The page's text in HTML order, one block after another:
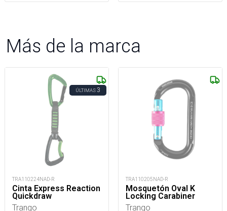
Más de la marca
ÚLTIMAS3
TRA110224NAD-R
Cinta Express Reaction
Quickdraw
Trango
TRA110205NAD-R
Mosquetón Oval K
Locking Carabiner
Trango